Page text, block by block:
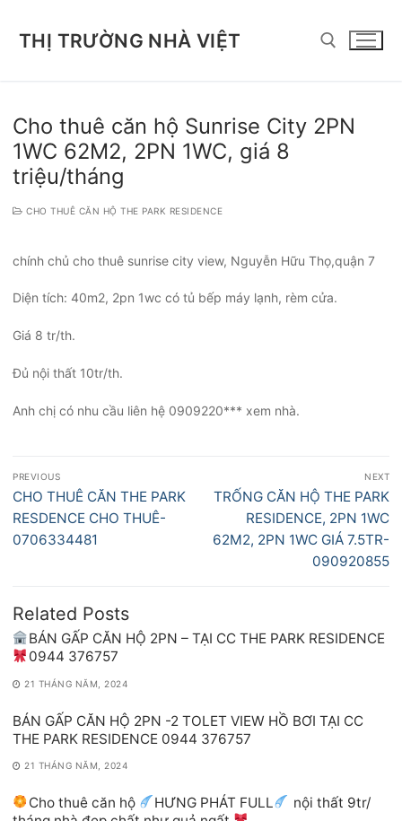
THỊ TRƯỜNG NHÀ VIỆT
Cho thuê căn hộ Sunrise City 2PN
1WC 62M2, 2PN 1WC, giá 8
triệu/tháng
CHO THUÊ CĂN HỘ THE PARK RESIDENCE
chính chủ cho thuê sunrise city view, Nguyễn Hữu Thọ,quận 7
Diện tích: 40m2, 2pn 1wc có tủ bếp máy lạnh, rèm cửa.
Giá 8 tr/th.
Đủ nội thất 10tr/th.
Anh chị có nhu cầu liên hệ 0909220*** xem nhà.
Điều
hướng
bài
viết
PREVIOUS
Previous
post:
CHO THUÊ CĂN THE PARK
RESDENCE CHO THUÊ-
0706334481
NEXT
Next
TRỐNG CĂN HỘ THE PARK
RESIDENCE, 2PN 1WC
62M2, 2PN 1WC GIÁ 7.5TR-
090920855
Related Posts
BÁN GẤP CĂN HỘ 2PN – TẠI CC THE PARK RESIDENCE
0944 376757
21 THÁNG NĂM, 2024
BÁN GẤP CĂN HỘ 2PN -2 TOLET VIEW HỒ BƠI TẠI CC
THE PARK RESIDENCE 0944 376757
21 THÁNG NĂM, 2024
Cho thuê căn hộ HƯNG PHÁT FULL
nội thất 9tr/